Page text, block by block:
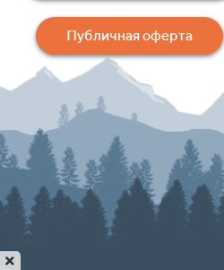
Публичная оферта